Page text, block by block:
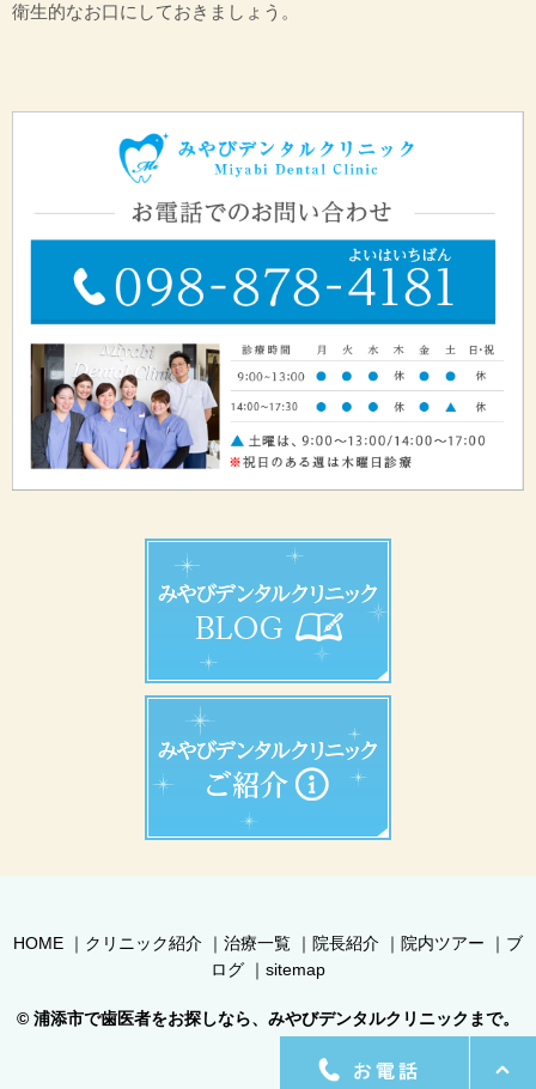
衛生的なお口にしておきましょう。
HOME ｜ クリニック紹介 ｜ 治療一覧 ｜ 院長紹介 ｜ 院内ツアー ｜ ブ
ログ
｜ sitemap
© 浦添市で歯医者をお探しなら、みやびデンタルクリニックまで。